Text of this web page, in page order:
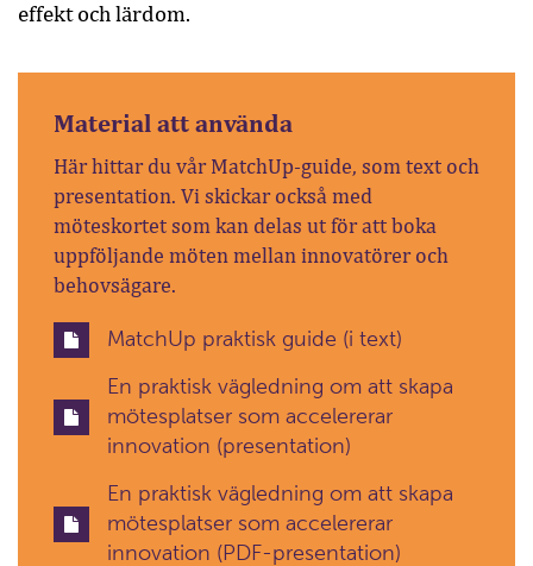
effekt och lärdom.
Material att använda
Här hittar du vår MatchUp-guide, som text och
presentation. Vi skickar också med
möteskortet som kan delas ut för att boka
uppföljande möten mellan innovatörer och
behovsägare.
MatchUp praktisk guide (i text)
En praktisk vägledning om att skapa
mötesplatser som accelererar
innovation (presentation)
En praktisk vägledning om att skapa
mötesplatser som accelererar
innovation (PDF-presentation)